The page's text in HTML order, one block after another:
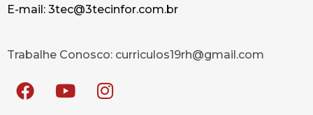
E-mail: 3tec@3tecinfor.com.br
Trabalhe Conosco: curriculos19rh@gmail.com